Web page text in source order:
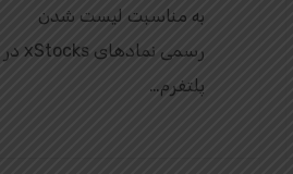
به مناسبت لیست شدن
رسمی نمادهای xStocks در
پلتفرم…